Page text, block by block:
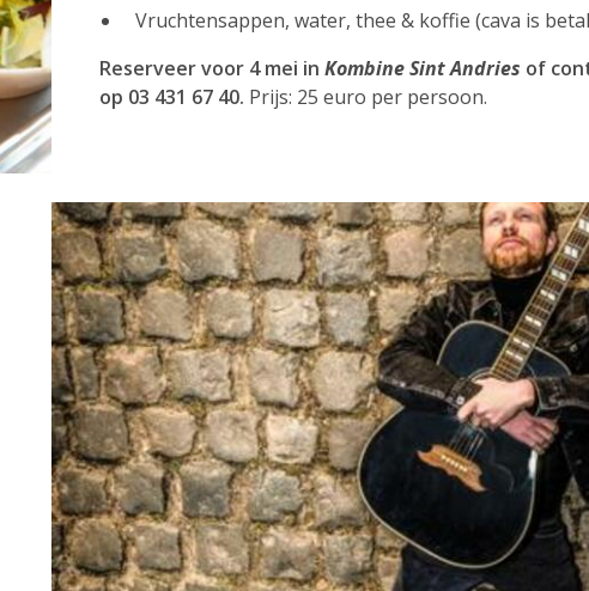
Vruchtensappen, water, thee & koffie (cava is
Reserveer voor 4 mei in Kombine Sint Andries of
op 03 431 67 40. Prijs: 25 euro per persoon.